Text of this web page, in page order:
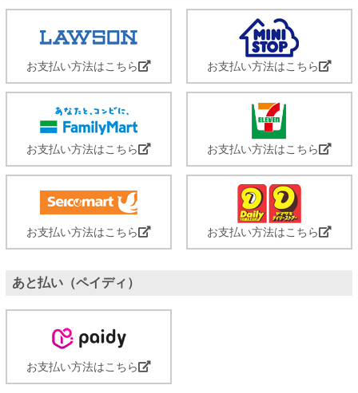
お支払い方法はこちら お支払い方法はこちら
お支払い方法はこちら お支払い方法はこちら
お支払い方法はこちら お支払い方法はこちら
あと払い（ペイディ）
お支払い方法はこちら